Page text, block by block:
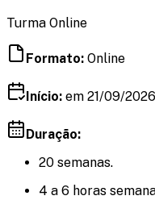
Turma Online
Formato: Online
Início: em 21/09/2026
Duração:
20 semanas.
4 a 6 horas